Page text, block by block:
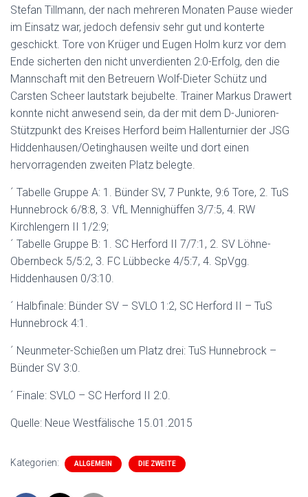
Stefan Tillmann, der nach mehreren Monaten Pause wieder
im Einsatz war, jedoch defensiv sehr gut und konterte
geschickt. Tore von Krüger und Eugen Holm kurz vor dem
Ende sicherten den nicht unverdienten 2:0-Erfolg, den die
Mannschaft mit den Betreuern Wolf-Dieter Schütz und
Carsten Scheer lautstark bejubelte. Trainer Markus Drawert
konnte nicht anwesend sein, da der mit dem D-Junioren-
Stützpunkt des Kreises Herford beim Hallenturnier der JSG
Hiddenhausen/Oetinghausen weilte und dort einen
hervorragenden zweiten Platz belegte.
´ Tabelle Gruppe A: 1. Bünder SV, 7 Punkte, 9:6 Tore, 2. TuS
Hunnebrock 6/8:8, 3. VfL Mennighüffen 3/7:5, 4. RW
Kirchlengern II 1/2:9;
´ Tabelle Gruppe B: 1. SC Herford II 7/7:1, 2. SV Löhne-
Obernbeck 5/5:2, 3. FC Lübbecke 4/5:7, 4. SpVgg.
Hiddenhausen 0/3:10.
´ Halbfinale: Bünder SV – SVLO 1:2, SC Herford II – TuS
Hunnebrock 4:1.
´ Neunmeter-Schießen um Platz drei: TuS Hunnebrock –
Bünder SV 3:0.
´ Finale: SVLO – SC Herford II 2:0.
Quelle: Neue Westfälische 15.01.2015
Kategorien: ALLGEMEIN DIE ZWEITE